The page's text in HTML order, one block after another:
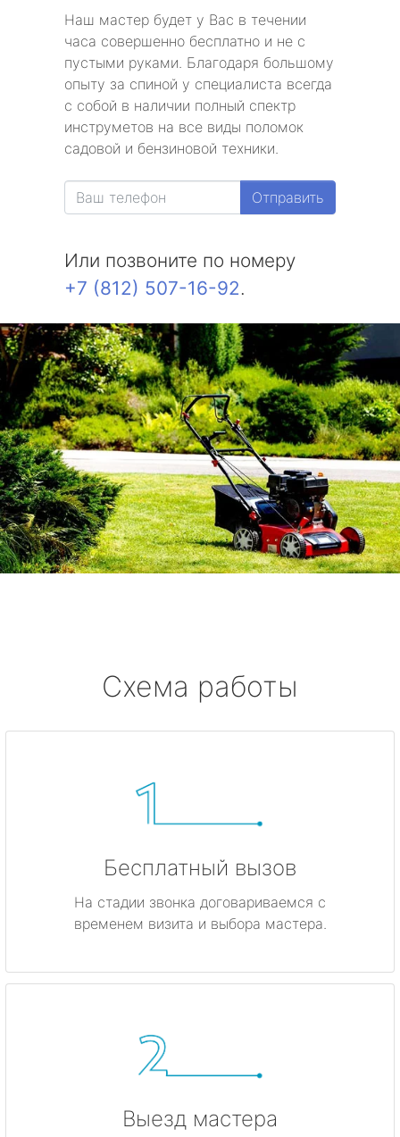
Наш мастер будет у Вас в течении
часа совершенно бесплатно и не с
пустыми руками. Благодаря большому
опыту за спиной у специалиста всегда
с собой в наличии полный спектр
инструметов на все виды поломок
садовой и бензиновой техники.
Отправить
Или позвоните по номеру
+7 (812) 507-16-92.
Схема работы
Бесплатный вызов
На стадии звонка договариваемся с
временем визита и выбора мастера.
Выезд мастера